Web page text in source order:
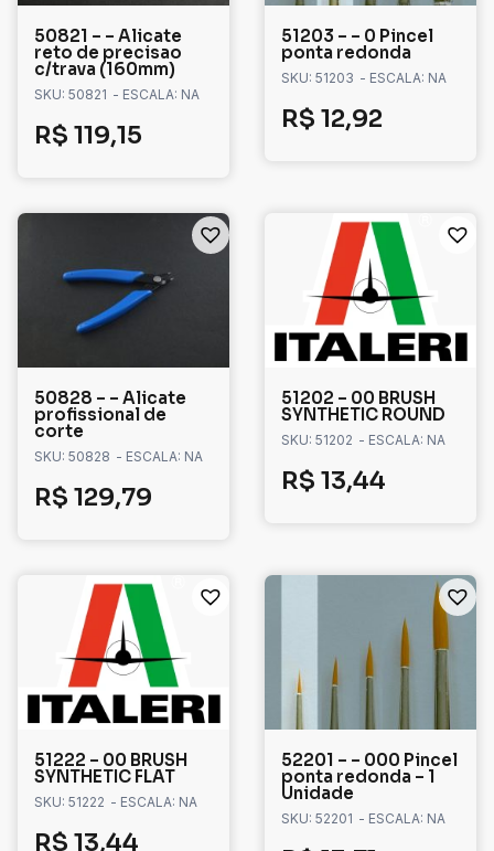
50821 – – Alicate
reto de precisao
c/trava (160mm)
SKU: 50821 - ESCALA: NA
R$ 119,15
51203 – – 0 Pincel
ponta redonda
SKU: 51203 - ESCALA: NA
R$ 12,92
50828 – – Alicate
profissional de
corte
SKU: 50828 - ESCALA: NA
R$ 129,79
51202 – 00 BRUSH
SYNTHETIC ROUND
SKU: 51202 - ESCALA: NA
R$ 13,44
51222 – 00 BRUSH
SYNTHETIC FLAT
SKU: 51222 - ESCALA: NA
R$ 13,44
52201 – – 000 Pincel
ponta redonda – 1
Unidade
SKU: 52201 - ESCALA: NA